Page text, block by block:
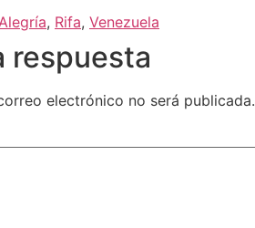
, Rifa, Venezuela
respuesta
electrónico no será publicada.